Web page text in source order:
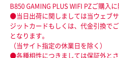
B850 GAMING PLUS WIFI PZご購入
●当日出荷に関しましては当ウェブ
ジットカードもしくは、代金引換で
となります。
（当サイト指定の休業日を除く）
●各種相性につきましては保証外とさ